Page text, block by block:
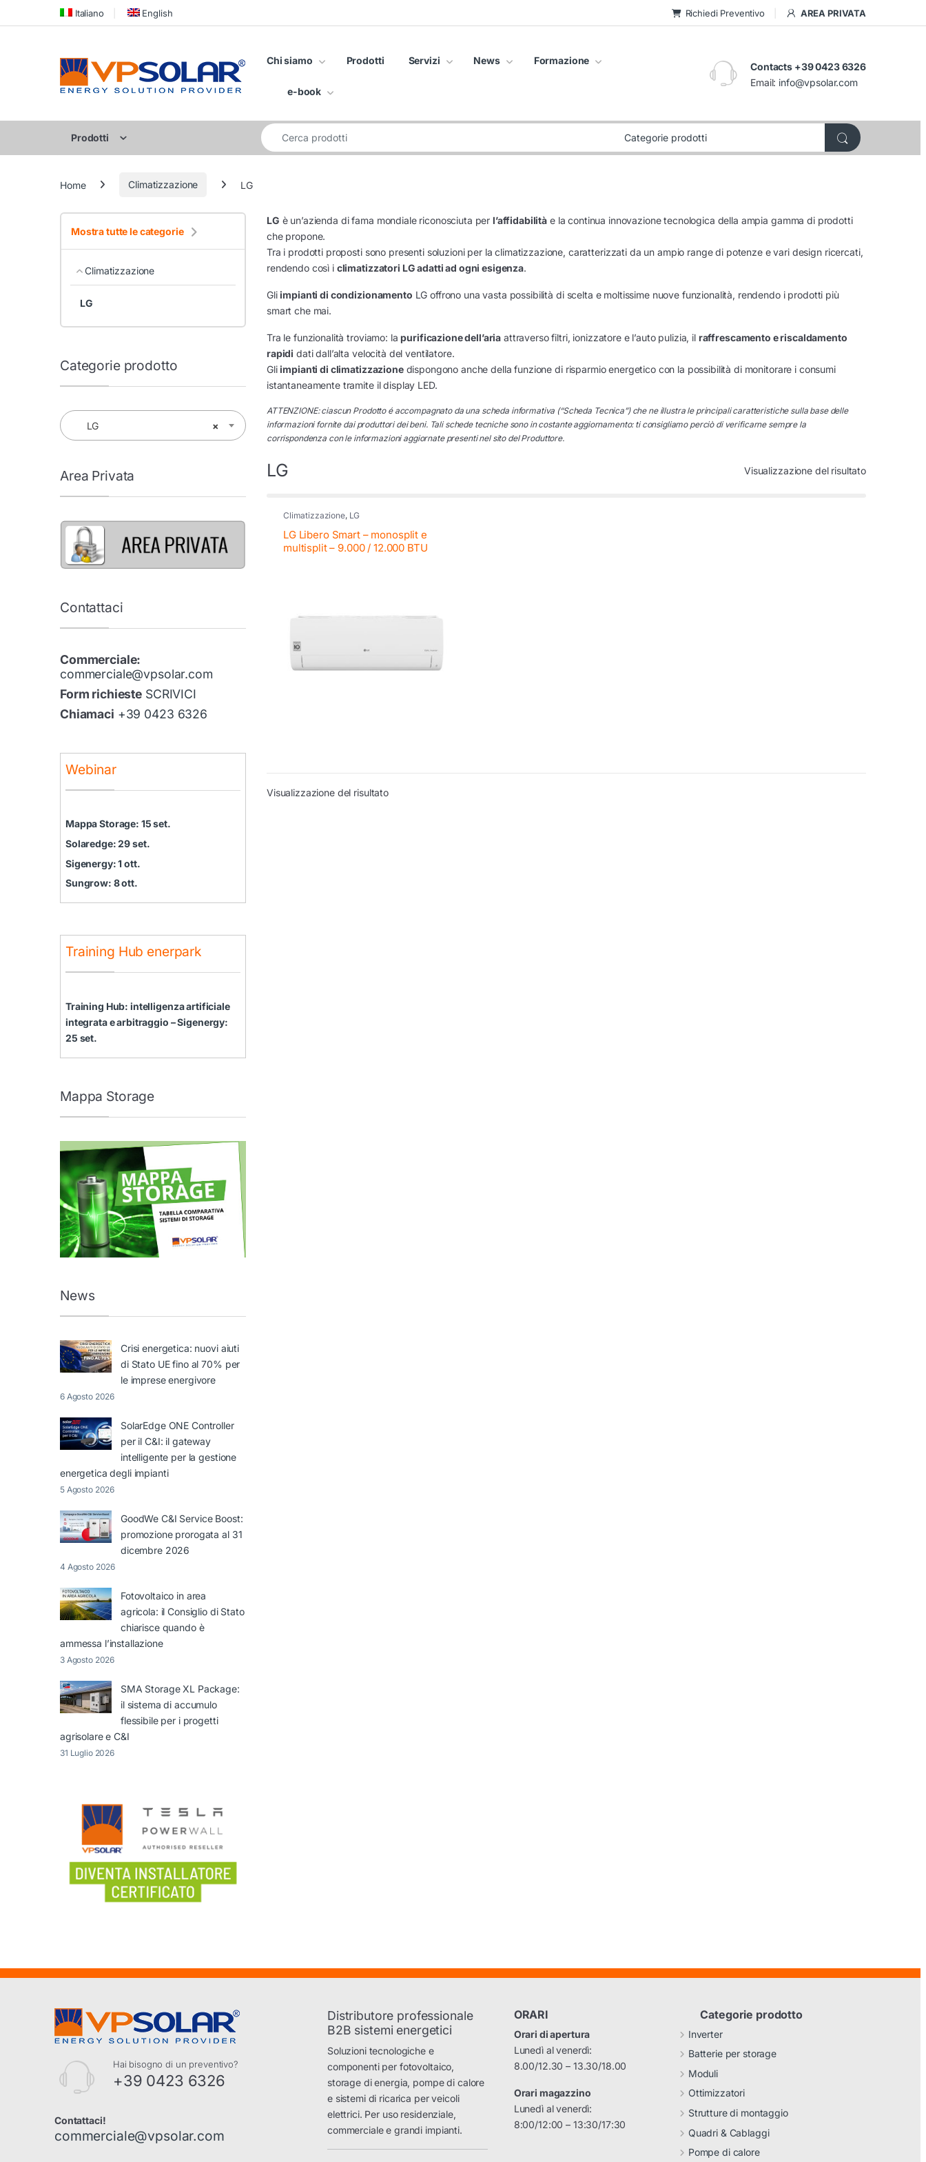
Skip to navigation
Skip to content Italiano English Richiedi Preventivo AREA PRIVATA
Chi siamo Prodotti Servizi News Formazione
e-book
Contacts +39 0423 6326
Email: info@vpsolar.com
Prodotti
Cerca per:
Home Climatizzazione LG
LG è un’azienda di fama mondiale riconosciuta perl’affidabilità e la continua innovazione tecnologica della ampia gamma di prodotti
che propone.
Tra i prodotti proposti sono presenti soluzioni per la climatizzazione, caratterizzati da un ampio range di potenze e vari design ricercati,
rendendo così i climatizzatori LG adatti ad ogni esigenza.
Gliimpianti di condizionamento LG offrono una vasta possibilità di scelta e moltissime nuove funzionalità, rendendo i prodotti più
smart che mai.
Tra le funzionalità troviamo: lapurificazione dell’aria attraverso filtri, ionizzatore e l’auto pulizia, il raffrescamento e riscaldamento
rapidi dati dall’alta velocità del ventilatore.
Gliimpianti di climatizzazionedispongono anche della funzione di risparmio energetico con la possibilità di monitorare i consumi
istantaneamente tramite il display LED.
ATTENZIONE: ciascun Prodotto é accompagnato da una scheda informativa (“Scheda Tecnica”) che ne illustra le principali caratteristiche sulla base delle
informazioni fornite dai produttori dei beni. Tali schede tecniche sono in costante aggiornamento: ti consigliamo perciò di verificarne sempre la
corrispondenza con le informazioni aggiornate presenti nel sito del Produttore.
LG Visualizzazione del risultato
Climatizzazione, LG
LG Libero Smart – monosplit e
multisplit – 9.000 / 12.000 BTU
Visualizzazione del risultato
Mostra tutte le categorie
Climatizzazione
LG
Categorie prodotto
×
LG
Area Privata
Contattaci
Commerciale:
commerciale@vpsolar.com
Form richieste SCRIVICI
Chiamaci +39 0423 6326
Webinar
Mappa Storage: 15 set.
Solaredge: 29 set.
Sigenergy: 1 ott.
Sungrow: 8 ott.
Training Hub enerpark
Training Hub: intelligenza artificiale
integrata e arbitraggio – Sigenergy:
25 set.
Mappa Storage
News
Crisi energetica: nuovi aiuti
di Stato UE fino al 70% per
le imprese energivore
6 Agosto 2026
SolarEdge ONE Controller
per il C&I: il gateway
intelligente per la gestione
energetica degli impianti
5 Agosto 2026
GoodWe C&I Service Boost:
promozione prorogata al 31
dicembre 2026
4 Agosto 2026
Fotovoltaico in area
agricola: il Consiglio di Stato
chiarisce quando è
ammessa l’installazione
3 Agosto 2026
SMA Storage XL Package:
il sistema di accumulo
flessibile per i progetti
agrisolare e C&I
31 Luglio 2026
Hai bisogno di un preventivo?
+39 0423 6326
Contattaci!
commerciale@vpsolar.com
Distributore professionale
B2B sistemi energetici
Soluzioni tecnologiche e
componenti per fotovoltaico,
storage di energia, pompe di calore
e sistemi di ricarica per veicoli
elettrici. Per uso residenziale,
commerciale e grandi impianti.
ORARI
Orari di apertura
Lunedì al venerdì:
8.00/12.30 – 13.30/18.00
Orari magazzino
Lunedì al venerdì:
8:00/12:00 – 13:30/17:30
Categorie prodotto
Inverter
Batterie per storage
Moduli
Ottimizzatori
Strutture di montaggio
Quadri & Cablaggi
Pompe di calore